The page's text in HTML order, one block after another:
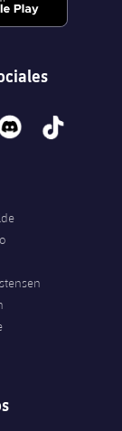
tiktok